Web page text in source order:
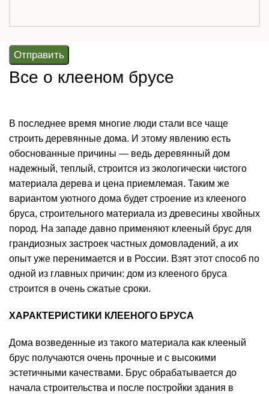
Отправить
Все о клееном брусе
В последнее время многие люди стали все чаще
строить деревянные дома. И этому явлению есть
обоснованные причины — ведь деревянный дом
надежный, теплый, строится из экологически чистого
материала дерева и цена приемлемая. Таким же
вариантом уютного дома будет строение из клееного
бруса, строительного материала из древесины хвойных
пород. На западе давно применяют клееный брус для
грандиозных застроек частных домовладений, а их
опыт уже перенимается и в России. Взят этот способ по
одной из главных причин: дом из клееного бруса
строится в очень сжатые сроки.
ХАРАКТЕРИСТИКИ КЛЕЕНОГО БРУСА
Дома возведенные из такого материала как клееный
брус получаются очень прочные и с высокими
эстетичными качествами. Брус обрабатывается до
начала строительства и после постройки здания в